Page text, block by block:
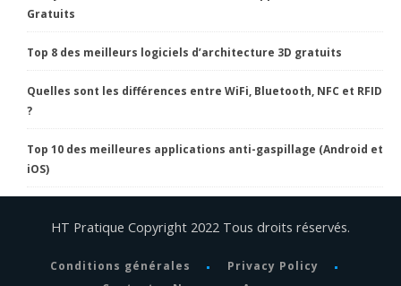
Gratuits
Top 8 des meilleurs logiciels d’architecture 3D gratuits
Quelles sont les différences entre WiFi, Bluetooth, NFC et RFID
?
Top 10 des meilleures applications anti-gaspillage (Android et
iOS)
HT Pratique Copyright 2022 Tous droits réservés.
Conditions générales
Privacy Policy